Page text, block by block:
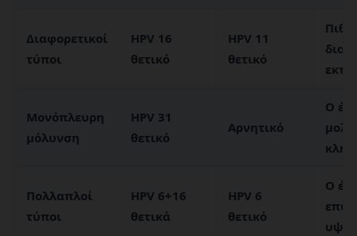
Διαφορετικοί
τύποι
HPV 16
θετικό
HPV 11
θετικό
Μονόπλευρη
μόλυνση
HPV 31
θετικό
Αρνητικό
Ο
Πολλαπλοί
τύποι
HPV 6+16
θετικά
HPV 6
θετικό
Ο